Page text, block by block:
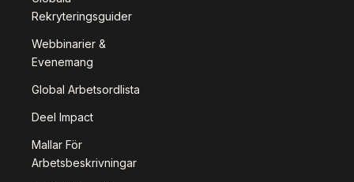
Rekryteringsguider
Webbinarier &
Evenemang
Global Arbetsordlista
Deel Impact
Mallar För
Arbetsbeskrivningar